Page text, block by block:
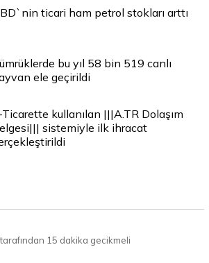
ticari ham petrol stokları arttı
bu yıl 58 bin 519 canlı
ele geçirildi
kullanılan |||A.TR Dolaşım
sistemiyle ilk ihracat
15 dakika gecikmeli